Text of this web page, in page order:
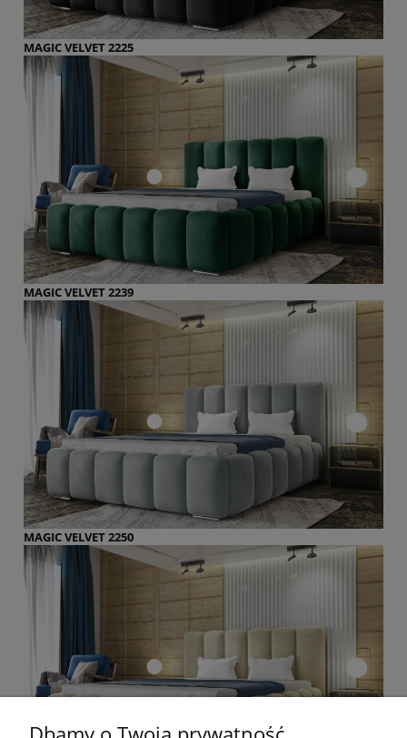
MAGIC VELVET 2225
MAGIC VELVET 2239
MAGIC VELVET 2250